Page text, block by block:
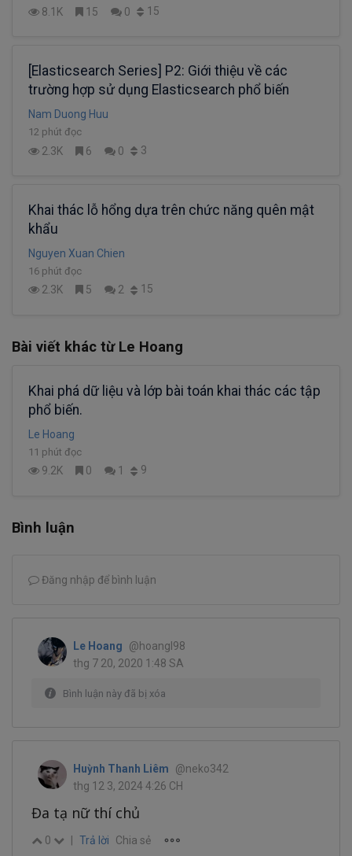
8.1K 15 0 15
[Elasticsearch Series] P2: Giới thiệu về các
trường hợp sử dụng Elasticsearch phổ biến
Nam Duong Huu
12 phút đọc
2.3K 6 0 3
Khai thác lỗ hổng dựa trên chức năng quên mật
khẩu
Nguyen Xuan Chien
16 phút đọc
2.3K 5 2 15
Bài viết khác từ Le Hoang
Khai phá dữ liệu và lớp bài toán khai thác các tập
phổ biến.
Le Hoang
11 phút đọc
9.2K 0 1 9
Bình luận
Đăng nhập để bình luận
Le Hoang
@hoangl98
thg 7 20, 2020 1:48 SA
Bình luận này đã bị xóa
Huỳnh Thanh Liêm
@neko342
thg 12 3, 2024 4:26 CH
Đa tạ nữ thí chủ
0 Trả lời Chia sẻ